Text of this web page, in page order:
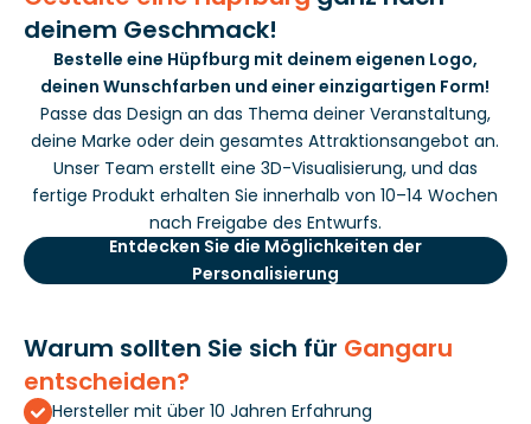
deinem Geschmack!
Bestelle eine Hüpfburg mit deinem eigenen Logo,
deinen Wunschfarben und einer einzigartigen Form!
Passe das Design an das Thema deiner Veranstaltung,
deine Marke oder dein gesamtes Attraktionsangebot an.
Unser Team erstellt eine 3D-Visualisierung, und das
fertige Produkt erhalten Sie innerhalb von 10–14 Wochen
nach Freigabe des Entwurfs.
Entdecken Sie die Möglichkeiten der
Personalisierung
Warum sollten Sie sich für Gangaru
entscheiden?
Hersteller mit über 10 Jahren Erfahrung